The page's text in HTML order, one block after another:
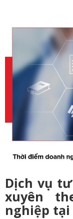
Dịch vụ
xuyên
nghiệp tại